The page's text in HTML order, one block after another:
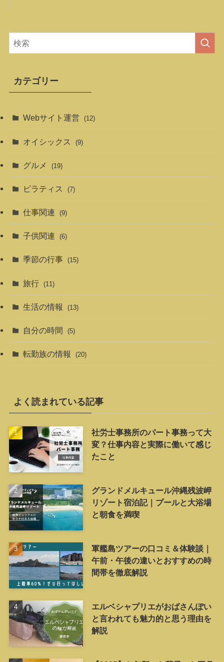
カテゴリー
Webサイト運営 (12)
オイシックス (9)
グルメ (19)
ピラティス (7)
仕事関連 (9)
子供関連 (6)
季節の行事 (15)
旅行 (11)
生活の情報 (13)
自分の時間 (5)
転勤族の情報 (20)
よく読まれている記事
社労士事務所のパート事務って大
変？仕事内容と実際に働いて感じ
たこと
グランドメルキュール沖縄残波岬
リゾート宿泊記｜プールと大浴場
と朝食を満喫
軍艦島ツアーの口コミ＆体験談｜
午前・午後の違いとおすすめの時
間帯を徹底解説
エルベシャプリエがおばさんぽい
と言われても魅力的と思う理由を
解説